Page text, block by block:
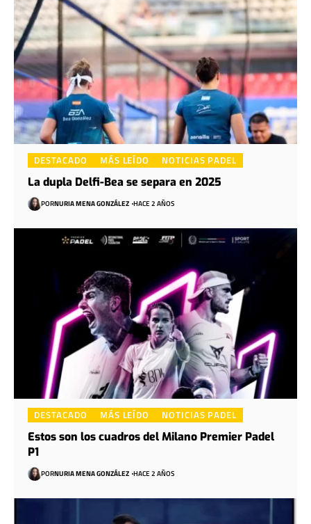
DESTACADO MÁS LEÍDO NOTICIAS PADEL
La dupla Delfi-Bea se separa en 2025
PORNURIA MENA GONZÁLEZ HACE 2 AÑOS
DESTACADO MÁS LEÍDO NOTICIAS PADEL
Estos son los cuadros del Milano Premier Padel
P1
PORNURIA MENA GONZÁLEZ HACE 2 AÑOS